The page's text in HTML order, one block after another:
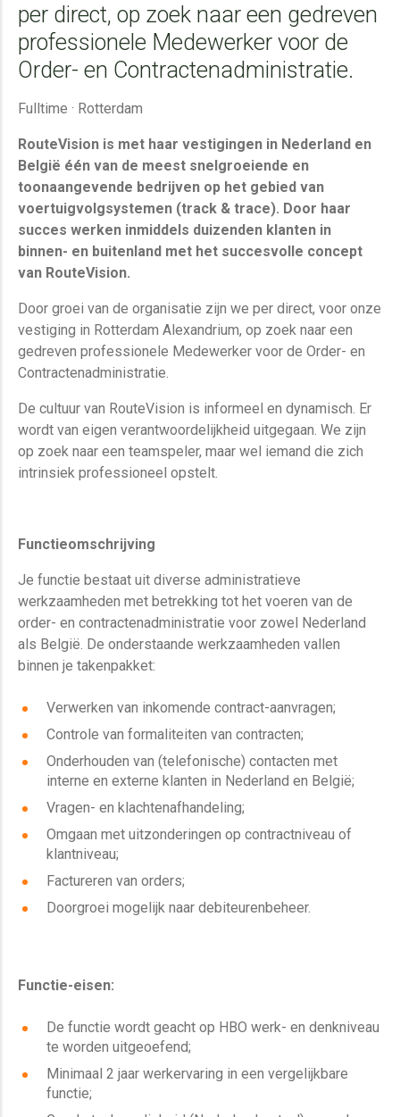
per direct, op zoek naar een gedreven
professionele Medewerker voor de
Order- en Contractenadministratie.
Fulltime · Rotterdam
RouteVision is met haar vestigingen in Nederland en
België één van de meest snelgroeiende en
toonaangevende bedrijven op het gebied van
voertuigvolgsystemen (track & trace). Door haar
succes werken inmiddels duizenden klanten in
binnen- en buitenland met het succesvolle concept
van RouteVision.
Door groei van de organisatie zijn we per direct, voor onze
vestiging in Rotterdam Alexandrium, op zoek naar een
gedreven professionele Medewerker voor de Order- en
Contractenadministratie.
De cultuur van RouteVision is informeel en dynamisch. Er
wordt van eigen verantwoordelijkheid uitgegaan. We zijn
op zoek naar een teamspeler, maar wel iemand die zich
intrinsiek professioneel opstelt.
Functieomschrijving
Je functie bestaat uit diverse administratieve
werkzaamheden met betrekking tot het voeren van de
order- en contractenadministratie voor zowel Nederland
als België. De onderstaande werkzaamheden vallen
binnen je takenpakket:
Verwerken van inkomende contract-aanvragen;
Controle van formaliteiten van contracten;
Onderhouden van (telefonische) contacten met
interne en externe klanten in Nederland en België;
Vragen- en klachtenafhandeling;
Omgaan met uitzonderingen op contractniveau of
klantniveau;
Factureren van orders;
Doorgroei mogelijk naar debiteurenbeheer.
Functie-eisen:
De functie wordt geacht op HBO werk- en denkniveau
te worden uitgeoefend;
Minimaal 2 jaar werkervaring in een vergelijkbare
functie;